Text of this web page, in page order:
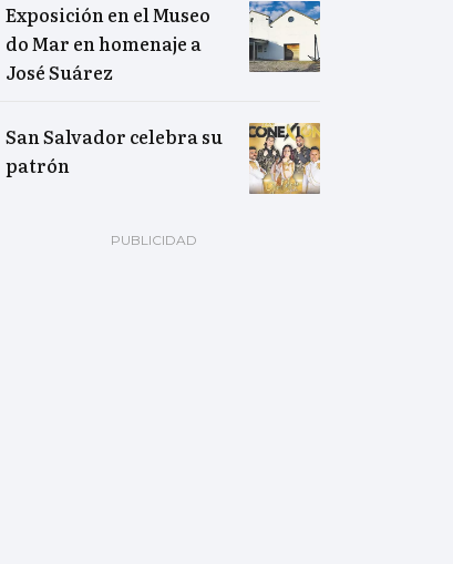
Exposición en el Museo
do Mar en homenaje a
José Suárez
San Salvador celebra su
patrón